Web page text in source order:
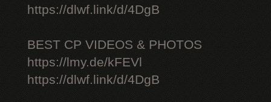
https://dlwf.link/d/4DgB
BEST CP VIDEOS & PHOTOS
https://lmy.de/kFEVl
https://dlwf.link/d/4DgB